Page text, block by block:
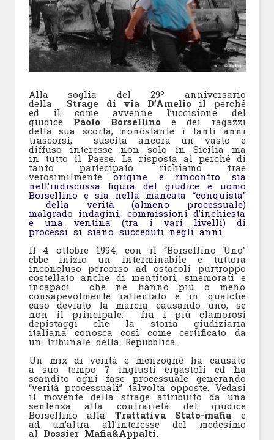
Alla soglia del 29º anniversario
della Strage di via D’Amelio il perché
ed il come avvenne l’uccisione del
giudice Paolo Borsellino e dei ragazzi
della sua scorta, nonostante i tanti anni
trascorsi, suscita ancora un vasto e
diffuso interesse non solo in Sicilia ma
in tutto il Paese. La risposta al perché di
tanto partecipato richiamo trae
verosimilmenteorigine e rincontro sia
nell’indiscussa figura del giudice e uomo
Borsellino e sia nella mancata “conquista”
della verità (almeno processuale)
malgrado indagini, commissioni d’inchiesta
e una ventina (tra i vari livelli) di
processi si siano succeduti negli anni.
Il 4 ottobre 1994, con il “Borsellino Uno”
ebbe inizio un interminabile e tuttora
inconcluso percorso ad ostacoli purtroppo
costellato anche di mentitori, smemorati e
incapaci che ne hanno più o meno
consapevolmente rallentato e in qualche
caso deviato la marcia causando uno, se
non il principale, fra i più clamorosi
depistaggi che la storia giudiziaria
italiana conosca così come certificato da
un tribunale della Repubblica.
Un mix di verità e menzogne ha causato
a suo tempo 7 ingiusti ergastoli ed ha
scandito ogni fase processuale generando
“verità processuali” talvolta opposte. Vedasi
il movente della strage attribuito da una
sentenza alla contrarietà del giudice
Borsellino alla Trattativa Stato-mafia e
ad un’altra all’interesse del medesimo
al Dossier Mafia&Appalti.